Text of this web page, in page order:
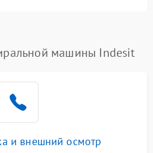
Подробнее →
машины Indesit
и внешний осмотр